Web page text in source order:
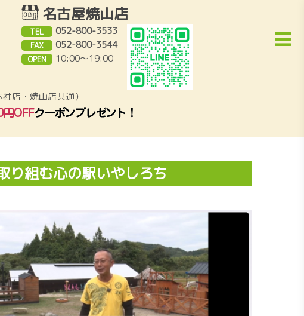
名古屋焼山店
TEL 052-800-3533
FAX 052-800-3544
OPEN 10:00～19:00
店・焼山店共通）
り組む心の駅いやしろち